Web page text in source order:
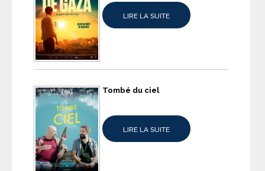
LIRE LA SUITE
Tombé du ciel
LIRE LA SUITE